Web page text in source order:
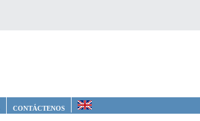
CONTÁCTENOS